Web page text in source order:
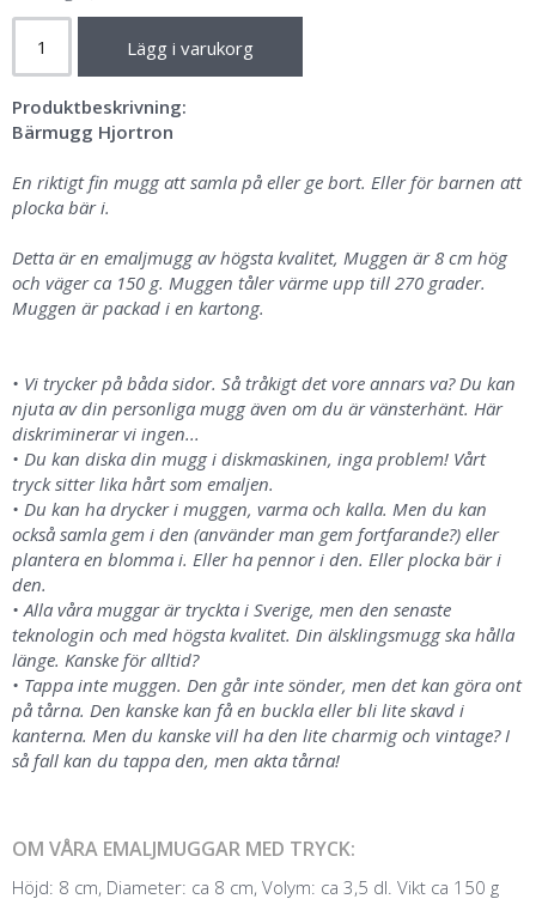
Lägg i varukorg
Produktbeskrivning:
Bärmugg Hjortron
En riktigt fin mugg att samla på eller ge bort. Eller för barnen att
plocka bär i.
Detta är en emaljmugg av högsta kvalitet, Muggen är 8 cm hög
och väger ca 150 g. Muggen tåler värme upp till 270 grader.
Muggen är packad i en kartong.
• Vi trycker på båda sidor. Så tråkigt det vore annars va? Du kan
njuta av din personliga mugg även om du är vänsterhänt. Här
diskriminerar vi ingen...
• Du kan diska din mugg i diskmaskinen, inga problem! Vårt
tryck sitter lika hårt som emaljen.
• Du kan ha drycker i muggen, varma och kalla. Men du kan
också samla gem i den (använder man gem fortfarande?) eller
plantera en blomma i. Eller ha pennor i den. Eller plocka bär i
den.
• Alla våra muggar är tryckta i Sverige, men den senaste
teknologin och med högsta kvalitet. Din älsklingsmugg ska hålla
länge. Kanske för alltid?
• Tappa inte muggen. Den går inte sönder, men det kan göra ont
på tårna. Den kanske kan få en buckla eller bli lite skavd i
kanterna. Men du kanske vill ha den lite charmig och vintage? I
så fall kan du tappa den, men akta tårna!
OM VÅRA EMALJMUGGAR MED TRYCK:
Höjd: 8 cm, Diameter: ca 8 cm, Volym: ca 3,5 dl. Vikt ca 150 g